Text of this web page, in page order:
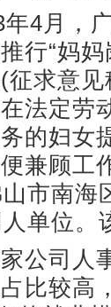
月，广
行“妈
征求意
法定劳
的妇女
兼顾工
市南海
单位。
司人事
比较高